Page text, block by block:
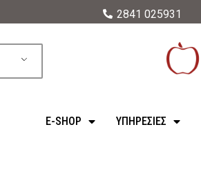
2841 025931
E-SHOP ΥΠΗΡΕΣΊΕΣ